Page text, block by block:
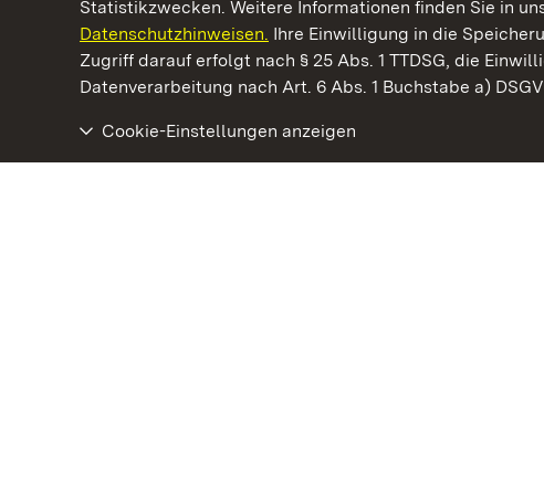
Statistikzwecken. Weitere Informationen finden Sie in
Datenschutzhinweisen. Ihre Einwilligung in die
Zugriff darauf erfolgt nach § 25 Abs. 1 TTDSG, die
Datenverarbeitung nach Art. 6 Abs. 1 Buchstabe a)
Cookie-Einstellungen anzeigen
Kommen. Staunen. Genießen.